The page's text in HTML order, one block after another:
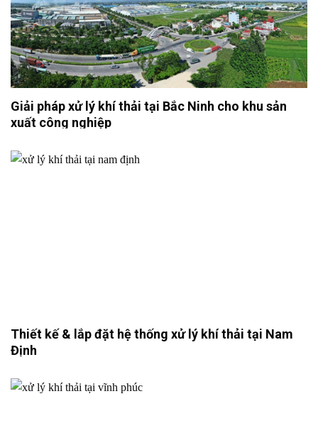
Giải pháp xử lý khí thải tại Bắc Ninh cho khu sản
xuất công nghiệp
Thiết kế & lắp đặt hệ thống xử lý khí thải tại Nam
Định